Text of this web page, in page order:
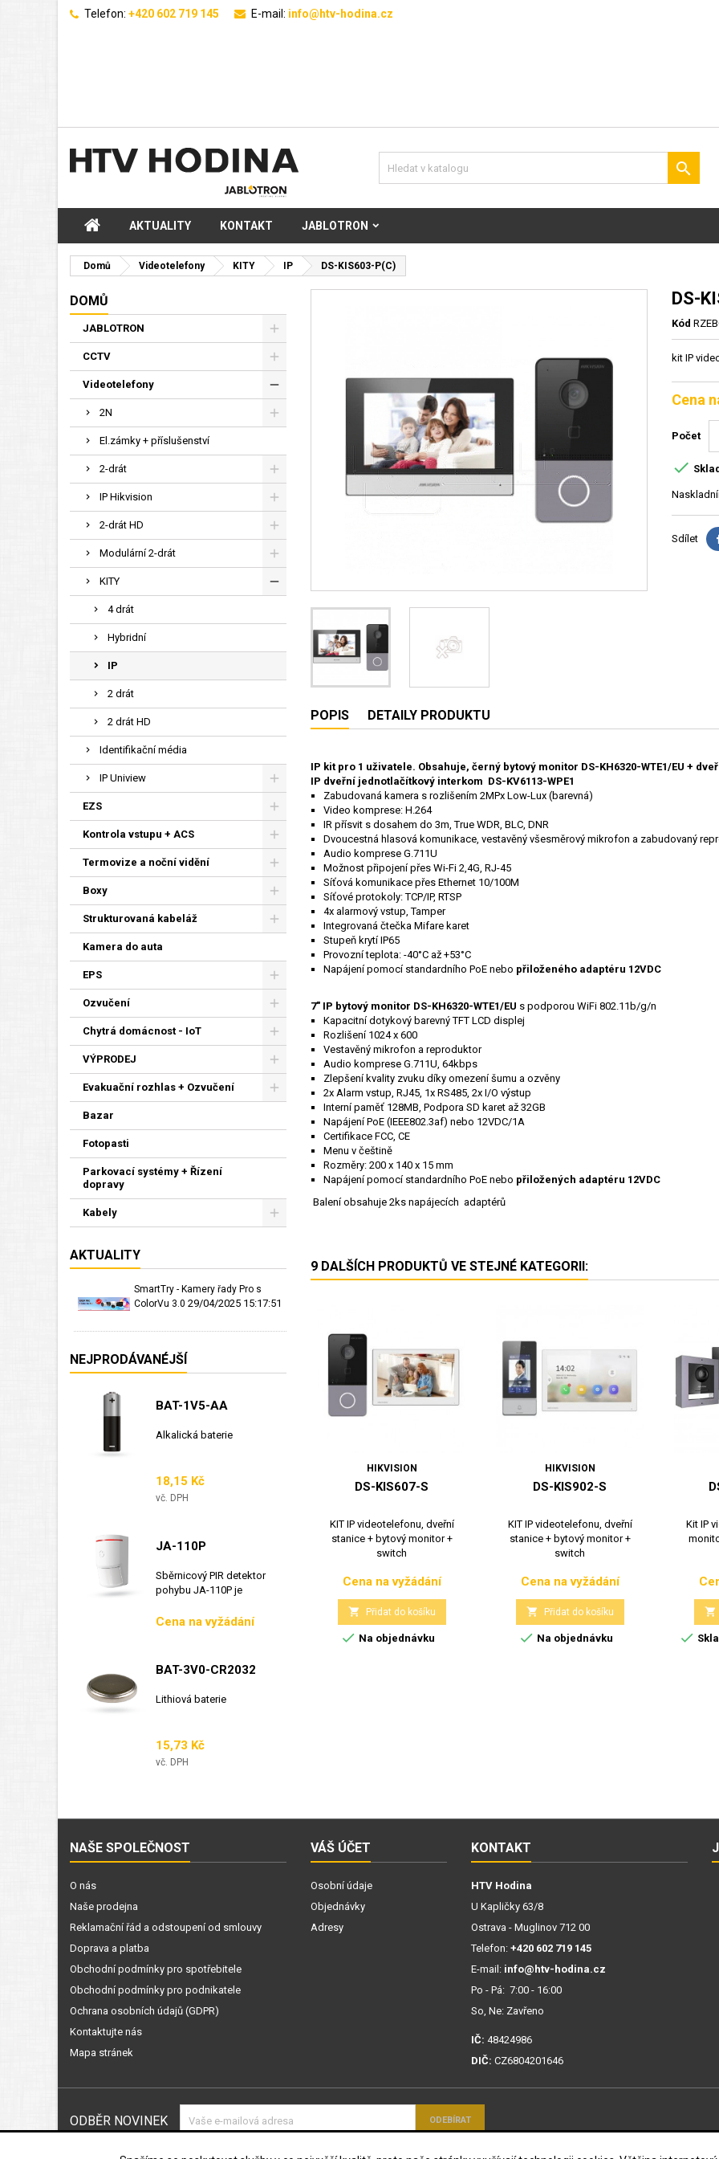
Telefon: +420 602 719 145 E-mail: info@htv-hodina.cz

AKTUALITY KONTAKT JABLOTRON
Domů Videotelefony KITY IP DS-KIS603-P(C)
DOMŮ
JABLOTRON
CCTV
Videotelefony
2N
El.zámky + příslušenství
2-drát
IP Hikvision
2-drát HD
Modulární 2-drát
KITY
4 drát
Hybridní
IP
2 drát
2 drát HD
Identifikační média
IP Uniview
EZS
Kontrola vstupu + ACS
Termovize a noční vidění
Boxy
Strukturovaná kabeláž
Kamera do auta
EPS
Ozvučení
Chytrá domácnost - IoT
VÝPRODEJ
Evakuační rozhlas + Ozvučení
Bazar
Fotopasti
Parkovací systémy + Řízení
dopravy
Kabely
AKTUALITY
SmartTry - Kamery řady Pro s
ColorVu 3.0 29/04/2025 15:17:51
NEJPRODÁVANÉJŠÍ
BAT-1V5-AA
Alkalická baterie
Cena
18,15 Kč
vč. DPH
JA-110P
Sběrnicový PIR detektor
pohybu JA-110P je
Cena
Cena na vyžádání
BAT-3V0-CR2032
Lithiová baterie
Cena
15,73 Kč
vč. DPH
DS-
Kód
kit IP
Cena
Počet

Sdílet
POPIS DETAILY PRODUKTU
IP kit pro 1 uživatele. Obsahuje, černý bytový monitor DS-KH6320-WTE1/EU +
IP dveřní jednotlačítkový interkom DS-KV6113-WPE1
Zabudovaná kamera s rozlišením 2MPx Low-Lux (barevná)
Video komprese: H.264
IR přísvit s dosahem do 3m, True WDR, BLC, DNR
Dvoucestná hlasová komunikace, vestavěný všesměrový mikrofon a zabudovaný
Audio komprese G.711U
Možnost připojení přes Wi-Fi 2,4G, RJ-45
Síťová komunikace přes Ethernet 10/100M
Síťové protokoly: TCP/IP, RTSP
4x alarmový vstup, Tamper
Integrovaná čtečka Mifare karet
Stupeň krytí IP65
Provozní teplota: -40°C až +53°C
Napájení pomocí standardního PoE nebo přiloženého adaptéru 12VDC
7" IP bytový monitor DS-KH6320-WTE1/EU s podporou WiFi 802.11b/g/n
Kapacitní dotykový barevný TFT LCD displej
Rozlišení 1024 x 600
Vestavěný mikrofon a reproduktor
Audio komprese G.711U, 64kbps
Zlepšení kvality zvuku díky omezení šumu a ozvěny
2x Alarm vstup, RJ45, 1x RS485, 2x I/O výstup
Interní paměť 128MB, Podpora SD karet až 32GB
Napájení PoE (IEEE802.3af) nebo 12VDC/1A
Certifikace FCC, CE
Menu v češtině
Rozměry: 200 x 140 x 15 mm
Napájení pomocí standardního PoE nebo přiložených adaptéru 12VDC
Balení obsahuje 2ks napájecích adaptérů
9 DALŠÍCH PRODUKTŮ VE STEJNÉ KATEGORII:
HIKVISION
DS-KIS607-S
KIT IP videotelefonu, dveřní
stanice + bytový monitor +
switch
Cena
Cena na vyžádání
 Přidat do košíku
 Na objednávku
HIKVISION
DS-KIS902-S
KIT IP videotelefonu, dveřní
stanice + bytový monitor +
switch
Cena
Cena na vyžádání
 Přidat do košíku
 Na objednávku
Kit IP


NAŠE SPOLEČNOST
O nás
Naše prodejna
Reklamační řád a odstoupení od smlouvy
Doprava a platba
Obchodní podmínky pro spotřebitele
Obchodní podmínky pro podnikatele
Ochrana osobních údajů (GDPR)
Kontaktujte nás
Mapa stránek
VÁŠ ÚČET
Osobní údaje
Objednávky
Adresy
KONTAKT
HTV Hodina
U Kapličky 63/8
Ostrava - Muglinov 712 00
Telefon: +420 602 719 145
E-mail: info@htv-hodina.cz
Po - Pá: 7:00 - 16:00
So, Ne: Zavřeno
IČ: 48424986
DIČ: CZ6804201646
ODBĚR NOVINEK